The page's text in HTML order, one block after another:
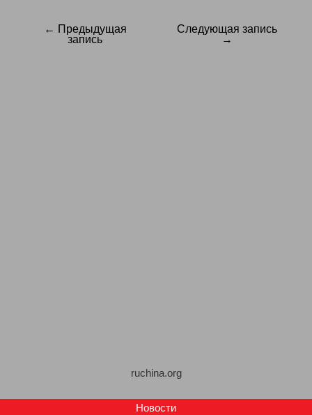
Навигация← Предыдущая
запись
Следующая запись
→
ruchina.org
Новости